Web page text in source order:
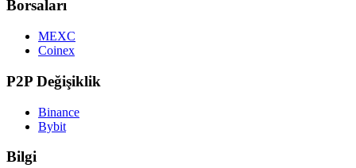
Borsaları
MEXC
Coinex
P2P Değişiklik
Binance
Bybit
Bilgi